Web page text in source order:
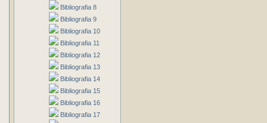
Bibliografia 8
Bibliografia 9
Bibliografia 10
Bibliografia 11
Bibliografia 12
Bibliografia 13
Bibliografia 14
Bibliografia 15
Bibliografia 16
Bibliografia 17